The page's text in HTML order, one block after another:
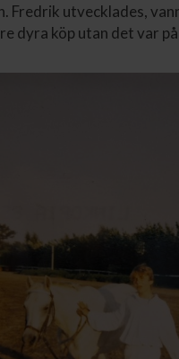
Fredrik utvecklades,
dyra köp utan det var